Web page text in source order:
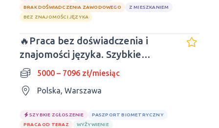
BRAK DOŚWIADCZENIA ZAWODOWEGO
Z MIESZKANIEM
BEZ ZNAJOMOŚCI JĘZYKA
🔥Praca bez doświadczenia i
znajomości języka. Szybkie
zgłoszenie.
5000 – 7096 zł/miesiąc
Polska, Warszawa
SZYBKIE ZGŁOSZENIE
PASZPORT BIOMETRYCZNY
PRACA OD TERAZ
WYŻYWIENIE